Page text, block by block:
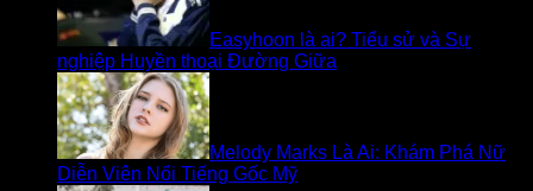
Easyhoon là ai? Tiểu sử và Sự
nghiệp Huyền thoại Đường Giữa
Melody Marks Là Ai: Khám Phá Nữ
Diễn Viên Nổi Tiếng Gốc Mỹ